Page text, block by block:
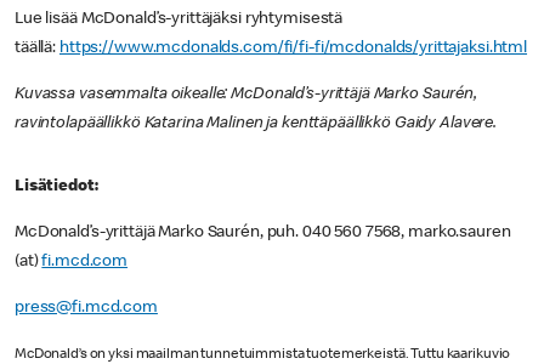
Lue lisää McDonald’s-yrittäjäksi ryhtymisestä
täällä: https://www.mcdonalds.com/fi/fi-fi/mcdonalds/yrittajaksi.html
Kuvassa vasemmalta oikealle: McDonald’s-yrittäjä Marko Saurén,
ravintolapäällikkö Katarina Malinen ja kenttäpäällikkö Gaidy Alavere.
Lisätiedot:
McDonald’s-yrittäjä Marko Saurén, puh. 040 560 7568, marko.sauren
(at)fi.mcd.com
press@fi.mcd.com
McDonald’s on yksi maailman tunnetuimmista tuotemerkeistä. Tuttu kaarikuvio